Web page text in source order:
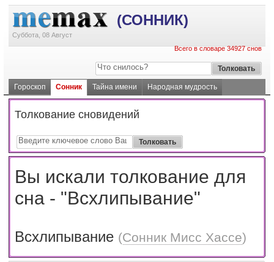
(СОННИК)
Суббота, 08 Август
Всего в словаре 34927 снов
Гороскоп Сонник Тайна имени Народная мудрость
Толкование сновидений
Вы искали толкование для
сна - "Всхлипывание"
Всхлипывание (Сонник Мисс Хассе)